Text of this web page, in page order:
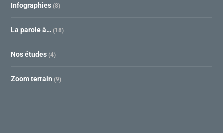
Infographies (8)
La parole à… (18)
Nos études (4)
Zoom terrain (9)